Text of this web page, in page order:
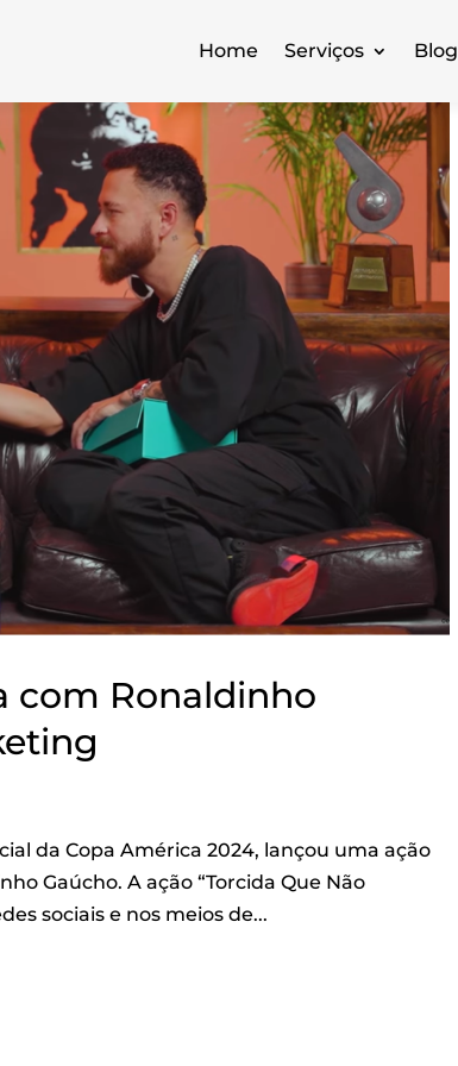
Home Serviços Blog
com Ronaldinho
da Copa América 2024, lançou uma ação
Gaúcho. A ação “Torcida Que Não
sociais e nos meios de...